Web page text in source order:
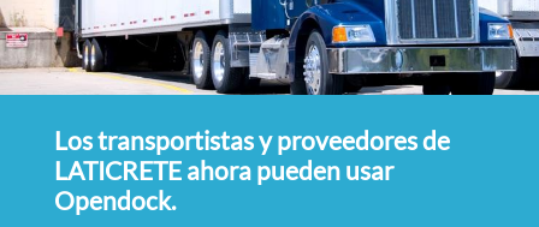
Los transportistas y proveedores de
LATICRETE ahora pueden usar
Opendock.